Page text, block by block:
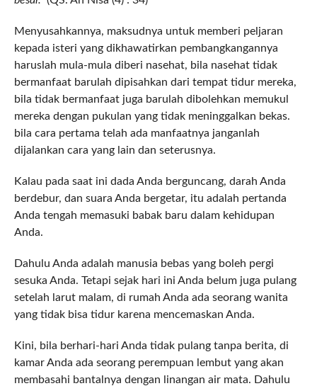
Menyusahkannya, maksudnya untuk memberi peljaran
kepada isteri yang dikhawatirkan pembangkangannya
haruslah mula-mula diberi nasehat, bila nasehat tidak
bermanfaat barulah dipisahkan dari tempat tidur mereka,
bila tidak bermanfaat juga barulah dibolehkan memukul
mereka dengan pukulan yang tidak meninggalkan bekas.
bila cara pertama telah ada manfaatnya janganlah
dijalankan cara yang lain dan seterusnya.
Kalau pada saat ini dada Anda berguncang, darah Anda
berdebur, dan suara Anda bergetar, itu adalah pertanda
Anda tengah memasuki babak baru dalam kehidupan
Anda.
Dahulu Anda adalah manusia bebas yang boleh pergi
sesuka Anda. Tetapi sejak hari ini Anda belum juga pulang
setelah larut malam, di rumah Anda ada seorang wanita
yang tidak bisa tidur karena mencemaskan Anda.
Kini, bila berhari-hari Anda tidak pulang tanpa berita, di
kamar Anda ada seorang perempuan lembut yang akan
membasahi bantalnya dengan linangan air mata. Dahulu